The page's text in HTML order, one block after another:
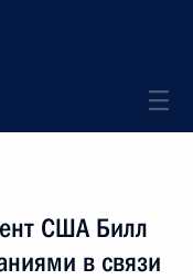
США Билл
в связи